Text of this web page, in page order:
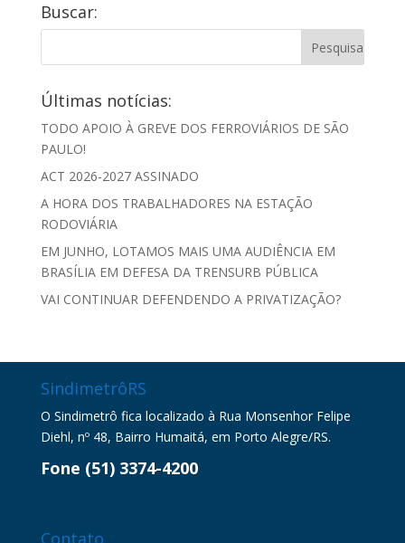
Buscar:
Últimas notícias:
TODO APOIO À GREVE DOS FERROVIÁRIOS DE SÃO
PAULO!
ACT 2026-2027 ASSINADO
A HORA DOS TRABALHADORES NA ESTAÇÃO
RODOVIÁRIA
EM JUNHO, LOTAMOS MAIS UMA AUDIÊNCIA EM
BRASÍLIA EM DEFESA DA TRENSURB PÚBLICA
VAI CONTINUAR DEFENDENDO A PRIVATIZAÇÃO?
SindimetrôRS
O Sindimetrô fica localizado à Rua Monsenhor Felipe
Diehl, nº 48, Bairro Humaitá, em Porto Alegre/RS.
Fone (51) 3374-4200